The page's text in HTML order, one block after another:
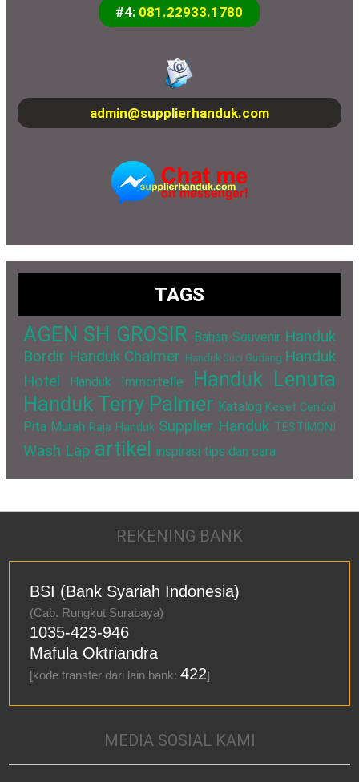
#4: 081.22933.1780
admin@supplierhanduk.com
TAGS
AGEN SH GROSIR Bahan Souvenir Handuk
Bordir Handuk Chalmer Handuk Cuci Gudang Handuk
Hotel
Handuk Immortelle
Handuk Lenuta
Handuk Terry Palmer Katalog Keset Cendol
Pita Murah Raja Handuk Supplier Handuk TESTIMONI
Wash Lap artikel inspirasi tips dan cara
REKENING BANK
BSI (Bank Syariah Indonesia)
(Cab. Rungkut Surabaya)
1035-423-946
Mafula Oktriandra
[kode transfer dari lain bank:422]
MEDIA SOSIAL KAMI